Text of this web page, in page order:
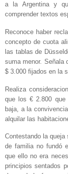
a la Argentina y
comprender textos
Reconoce haber
concepto de cuota
las tablas de
suma menor. Señala
$ 3.000 fijados en la
Realiza
que los € 2.800 que
baja, a la
alquilar las
Contestando la
de familia no fundó
que ello no era
principios sentados